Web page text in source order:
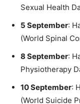
Sexual Health
5 September:
(World Spinal
8 September:
Physiotherapy
10 September:
(World Suicide